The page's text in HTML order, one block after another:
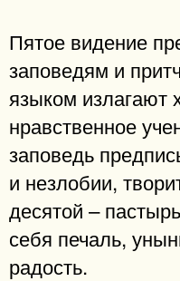
Пятое видение
заповедям и
языком излагают
нравственное
заповедь
и незлобии,
десятой –
себя печаль,
радость.